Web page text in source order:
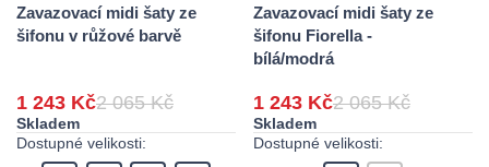
Zavazovací midi šaty ze
šifonu v růžové barvě
1 243 Kč2 065 Kč
Skladem
Dostupné velikosti:
Zavazovací midi šaty ze
šifonu Fiorella -
bílá/modrá
1 243 Kč2 065 Kč
Skladem
Dostupné velikosti: